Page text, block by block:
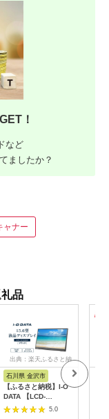
！
など
ましたか？
ャナー
品
出典：楽天ふるさと納
石川県 金沢市
【ふるさと納税】I-O
DATA 【LCD-
YC162HX】15.6型フ
ルHD対応モバイルデ
5.0